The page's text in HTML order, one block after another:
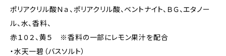
ポリアクリル酸Ｎａ、ポリアクリル酸、ベントナイト、ＢＧ、エタノー
ル、水、香料、
赤１０２、黄５ ※香料の一部にレモン果汁を配合
・水天一碧（バスソルト）